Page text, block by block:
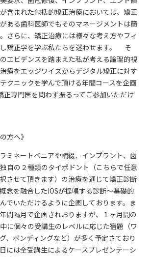
含まれた包括的矯正治療においては、矯正
ある歯科医師でもそのマネージメントは簡
さらに、矯正治療には様々な考え方やフィ
矯正学を学ぶ私たちを迷わせます。 そ
エビデンスを踏まえた私が考える論理的視
療をエッジワイズからデジタル矯正に対す
クニックを学んで頂ける年間コースを企画
正専門医を問わず振るってご参加いただけ
方へ》
ミネートベニアや補綴、インプラント、歯
自の２種類のタイポドント（こちらで任意
させて頂きます）の治療を通じて矯正診断
念を融合したIOSが提唱する診断〜基礎的
でいただけるように企画しております。ま
間隔月で企画されおりますが、１ヶ月間の
に個々の受講生のレベルに応じた宿題（ワ
、ボンディングなど）が多く予定さており
には全受講生によるケースプレゼンテーシ